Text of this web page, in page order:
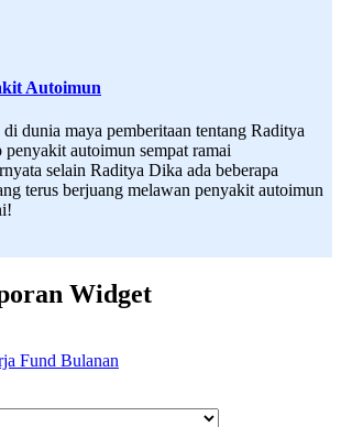
Autoimun
dunia maya pemberitaan tentang Raditya
autoimun sempat ramai
selain Raditya Dika ada beberapa
terus berjuang melawan penyakit autoimun
Widget
Fund Bulanan